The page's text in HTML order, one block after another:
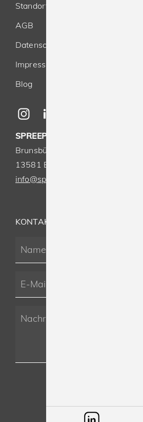
Standort
AGB
Datenschutz
Impressum
Blog
SPREEPRINT MERCHANDISE
Brunsbütteler Damm 116-118
13581 Berlin
info@spreeprint.de
KONTAKT